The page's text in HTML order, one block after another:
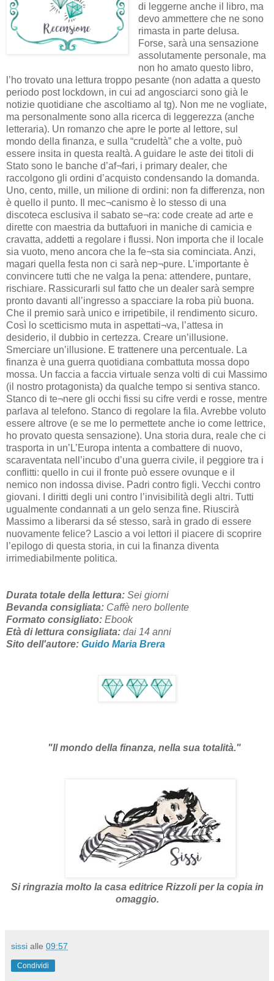
di leggerne anche il libro, ma
devo ammettere che ne sono
rimasta in parte delusa.
Forse, sarà una sensazione
assolutamente personale, ma
non ho amato questo libro,
l’ho trovato una lettura troppo pesante (non adatta a questo
periodo post lockdown, in cui ad angosciarci sono già le
notizie quotidiane che ascoltiamo al tg). Non me ne vogliate,
ma personalmente sono alla ricerca di leggerezza (anche
letteraria). Un romanzo che apre le porte al lettore, sul
mondo della finanza, e sulla “crudeltà” che a volte, può
essere insita in questa realtà. A guidare le aste dei titoli di
Stato sono le banche d’af¬fari, i primary dealer, che
raccolgono gli ordini d’acquisto condensando la domanda.
Uno, cento, mille, un milione di ordini: non fa differenza, non
è quello il punto. Il mec¬canismo è lo stesso di una
discoteca esclusiva il sabato se¬ra: code create ad arte e
dirette con maestria da buttafuori in maniche di camicia e
cravatta, addetti a regolare i flussi. Non importa che il locale
sia vuoto, meno ancora che la fe¬sta sia cominciata. Anzi,
magari quella festa non ci sarà nep¬pure. L’importante è
convincere tutti che ne valga la pena: attendere, puntare,
rischiare. Rassicurarli sul fatto che un dealer sarà sempre
pronto davanti all’ingresso a spacciare la roba più buona.
Che il premio sarà unico e irripetibile, il rendimento sicuro.
Così lo scetticismo muta in aspettati¬va, l’attesa in
desiderio, il dubbio in certezza. Creare un’illusione.
Smerciare un’illusione. E trattenere una percentuale. La
finanza è una guerra quotidiana combattuta mossa dopo
mossa. Un faccia a faccia virtuale senza volti di cui Massimo
(il nostro protagonista) da qualche tempo si sentiva stanco.
Stanco di te¬nere gli occhi fissi su cifre verdi e rosse, mentre
parlava al telefono. Stanco di regolare la fila. Avrebbe voluto
essere altrove (e se me lo permettete anche io come lettrice,
ho provato questa sensazione). Una storia dura, reale che ci
trasporta in un’L’Europa intenta a combattere di nuovo,
scaraventata nell’incubo d’una guerra civile, il peggiore tra i
conflitti: quello in cui il fronte può essere ovunque e il
nemico non indossa divise. Padri contro figli. Vecchi contro
giovani. I diritti degli uni contro l’invisibilità degli altri. Tutti
ugualmente condannati a un gelo senza fine. Riuscirà
Massimo a liberarsi da sé stesso, sarà in grado di essere
nuovamente felice? Lascio a voi lettori il piacere di scoprire
l’epilogo di questa storia, in cui la finanza diventa
irrimediabilmente politica.
Durata totale della lettura: Sei giorni
Bevanda consigliata: Caffè nero bollente
Formato consigliato: Ebook
Età di lettura consigliata: dai 14 anni
Sito dell'autore: Guido Maria Brera
"Il mondo della finanza, nella sua totalità."
Si ringrazia molto la casa editrice Rizzoli per la copia in
omaggio.
sissi alle 09:57
Condividi